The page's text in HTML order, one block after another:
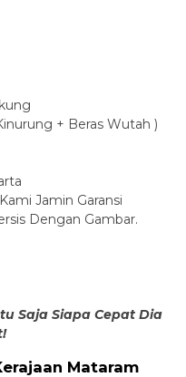
+ Beras Wutah )
Jamin Garansi
Dengan Gambar.
Saja Siapa Cepat Dia
Mataram